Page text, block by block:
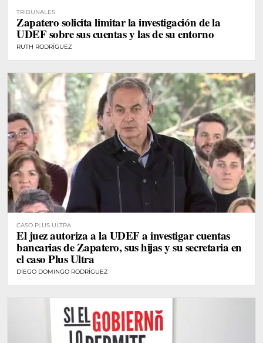
TRIBUNALES
Zapatero solicita limitar la investigación de la
UDEF sobre sus cuentas y las de su entorno
RUTH RODRÍGUEZ
CASO PLUS ULTRA
El juez autoriza a la UDEF a investigar cuentas
bancarias de Zapatero, sus hijas y su secretaria en
el caso Plus Ultra
DIEGO DOMINGO RODRÍGUEZ